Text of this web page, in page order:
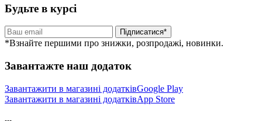
Будьте в курсі
Підписатися*
*Взнайте першими про знижки, розпродажі, новинки.
Завантажте наш додаток
Завантажити в магазині додатківGoogle Play
Завантажити в магазині додатківApp Store